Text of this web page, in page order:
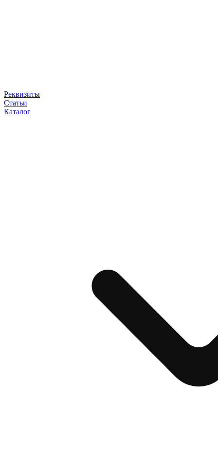
Реквизиты
Статьи
Каталог